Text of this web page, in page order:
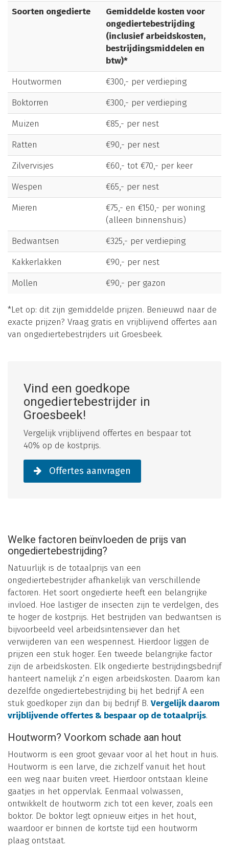
Soorten ongedierte
Gemiddelde kosten voor
ongediertebestrijding
(inclusief arbeidskosten,
bestrijdingsmiddelen en
btw)*
Houtwormen
€300,- per verdieping
Boktorren
€300,- per verdieping
Muizen
€85,- per nest
Ratten
€90,- per nest
Zilvervisjes
€60,- tot €70,- per keer
Wespen
€65,- per nest
Mieren
€75,- en €150,- per woning
(alleen binnenshuis)
Bedwantsen
€325,- per verdieping
Kakkerlakken
€90,- per nest
Mollen
€90,- per gazon
*Let op: dit zijn gemiddelde prijzen. Benieuwd naar de
exacte prijzen? Vraag gratis en vrijblijvend offertes aan
van ongediertebestrijders uit Groesbeek.
Vind een goedkope
ongediertebestrijder in
Groesbeek!
Vergelijk vrijblijvend offertes en bespaar tot
40% op de kostprijs.
Offertes aanvragen
Welke factoren beïnvloeden de prijs van
ongediertebestrijding?
Natuurlijk is de totaalprijs van een
ongediertebestrijder afhankelijk van verschillende
factoren. Het soort ongedierte heeft een belangrijke
invloed. Hoe lastiger de insecten zijn te verdelgen, des
te hoger de kostprijs. Het bestrijden van bedwantsen is
bijvoorbeeld veel arbeidsintensiever dan het
verwijderen van een wespennest. Hierdoor liggen de
prijzen een stuk hoger. Een tweede belangrijke factor
zijn de arbeidskosten. Elk ongedierte bestrijdingsbedrijf
hanteert namelijk z’n eigen arbeidskosten. Daarom kan
dezelfde ongediertebestrijding bij het bedrijf A een
stuk goedkoper zijn dan bij bedrijf B. Vergelijk daarom
vrijblijvende offertes & bespaar op de totaalprijs.
Houtworm? Voorkom schade aan hout
Houtworm is een groot gevaar voor al het hout in huis.
Houtworm is een larve, die zichzelf vanuit het hout
een weg naar buiten vreet. Hierdoor ontstaan kleine
gaatjes in het oppervlak. Eenmaal volwassen,
ontwikkelt de houtworm zich tot een kever, zoals een
boktor. De boktor legt opnieuw eitjes in het hout,
waardoor er binnen de kortste tijd een houtworm
plaag ontstaat.